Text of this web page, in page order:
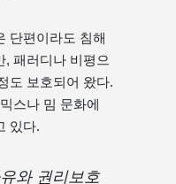
단편이라도 침해
, 패러디나 비평으
도 보호되어 왔다.
스나 밈 문화에
있다.
와 권리보호